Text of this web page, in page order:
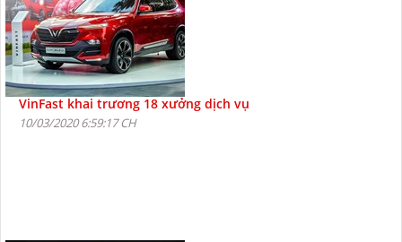
VinFast khai trương 18 xưởng dịch vụ
10/03/2020 6:59:17 CH